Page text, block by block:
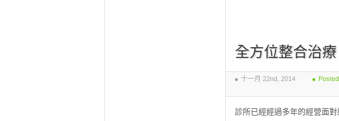
全方位整合治療
十一月 22nd, 2014
診所已經經過多年的經營面